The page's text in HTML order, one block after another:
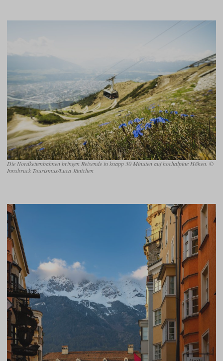
Die Nordkettenbahnen bringen Reisende in knapp 30 Minuten auf hochalpine Höhen. ©
Innsbruck Tourismus/Luca Jänichen